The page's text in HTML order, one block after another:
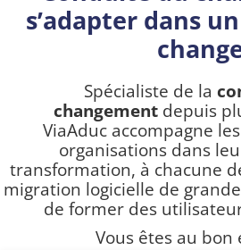
s’adapter dans
Spécialiste de la
changement depuis
ViaAduc accompagne
organisations dans
transformation, à chacune
migration logicielle de
de former des
Vous êtes au bon